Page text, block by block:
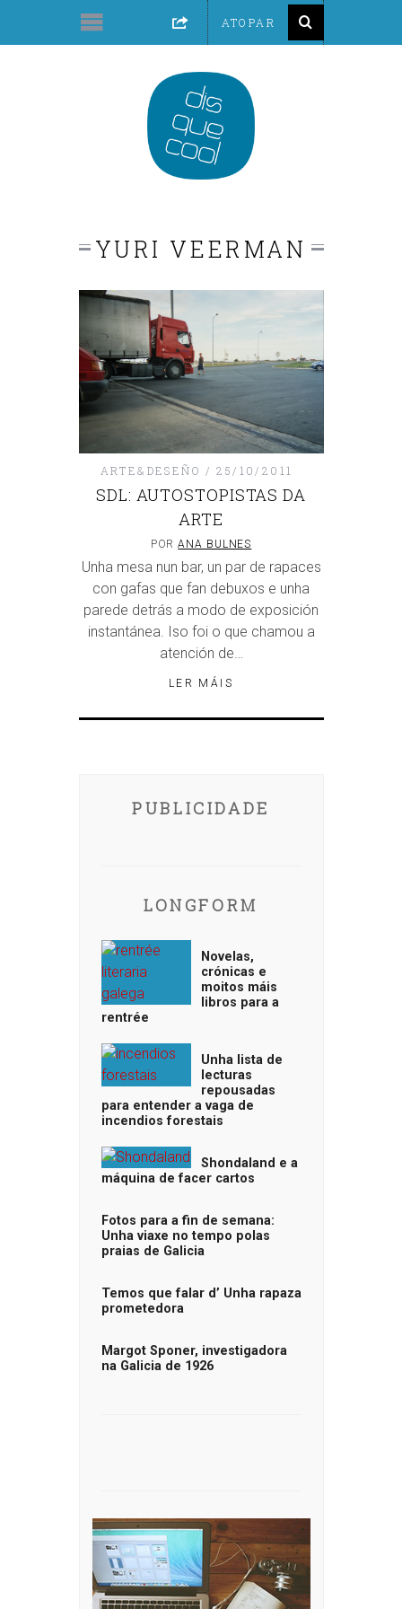
YURI VEERMAN
ARTE&DESEÑO 25/10/2011
SDL: AUTOSTOPISTAS DA
ARTE
PORANA BULNES
Unha mesa nun bar, un par de rapaces
con gafas que fan debuxos e unha
parede detrás a modo de exposición
instantánea. Iso foi o que chamou a
atención de…
LER MÁIS
PUBLICIDADE
LONGFORM
Novelas,
crónicas e
moitos máis
libros para a
rentrée
Unha lista de
lecturas
repousadas
para entender a vaga de
incendios forestais
Shondaland e a
máquina de facer cartos
Fotos para a fin de semana:
Unha viaxe no tempo polas
praias de Galicia
Temos que falar d’ Unha rapaza
prometedora
Margot Sponer, investigadora
na Galicia de 1926